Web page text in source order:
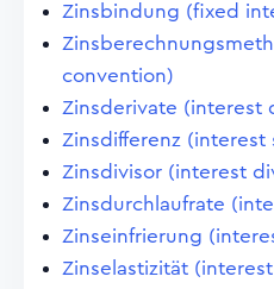
Zinsbindung (fixed
convention)
Zinsderivate (interest
Zinsdifferenz (interest
Zinsdivisor (interest
Zinsdurchlaufrate
Zinseinfrierung
Zinselastizität